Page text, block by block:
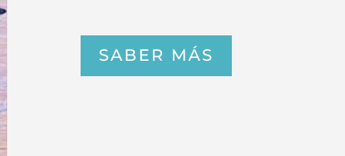
SABER MÁS